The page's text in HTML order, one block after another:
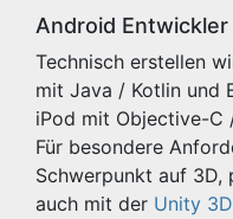
Android
Technisch erstellen
mit Java / Kotlin und
iPod mit Objective-C
Für besondere
Schwerpunkt auf 3D,
auch mit der Unity